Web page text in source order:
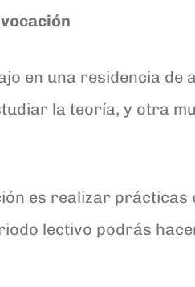
en una residencia de
la teoría, y otra
es realizar prácticas
lectivo podrás